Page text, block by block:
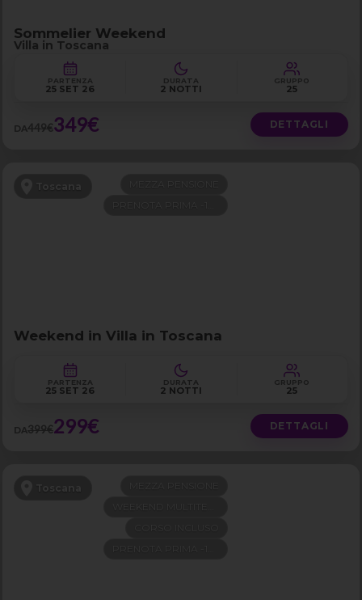
Sommelier Weekend
Villa in Toscana
PARTENZA
25 SET 26
DURATA
2 NOTTI
GRUPPO
25
DA449€349€ DETTAGLI
Toscana
Weekend in Villa in Toscana
PARTENZA
25 SET 26
DURATA
2 NOTTI
GRUPPO
25
DA399€299€ DETTAGLI
Toscana